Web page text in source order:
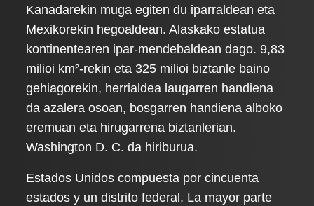
Kanadarekin muga egiten du iparraldean eta
Mexikorekin hegoaldean. Alaskako estatua
kontinentearen ipar-mendebaldean dago. 9,83
milioi km²-rekin eta 325 milioi biztanle baino
gehiagorekin, herrialdea laugarren handiena
da azalera osoan, bosgarren handiena alboko
eremuan eta hirugarrena biztanlerian.
Washington D. C. da hiriburua.
Estados Unidos compuesta por cincuenta
estados y un distrito federal. La mayor parte